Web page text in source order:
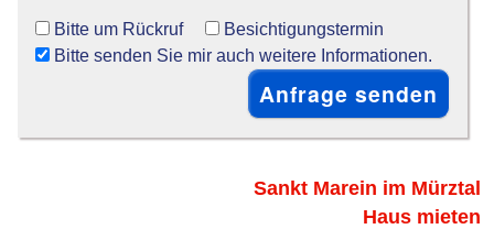
Bitte um Rückruf
Besichtigungstermin
Bitte senden Sie mir auch weitere Informationen.
Sankt Marein im Mürztal
Haus mieten